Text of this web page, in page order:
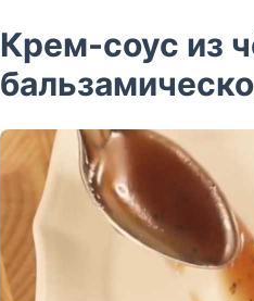
Крем-соус из